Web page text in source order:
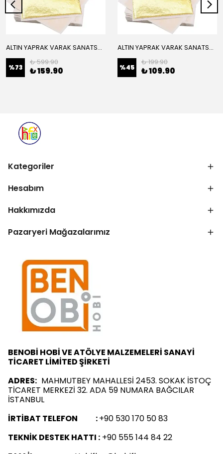
ALTIN YAPRAK VARAK SANATSAL BÜYÜK BOY FOLYO EPOKSİ REÇİNE NAİL ART 16 ADET 14X14 CM ALTIN RENK
%73
₺ 599.90
₺ 159.90
ALTIN YAPRAK VARAK SANATSAL BÜYÜK BOY FOLYO EPOKSİ REÇİNE NAİL ART 8 ADET ALTIN RENK 14X14 CM
%45
₺ 199.90
₺ 109.90
Kategoriler
Hesabım
Hakkımızda
Pazaryeri Mağazalarımız
BENOBİ HOBİ VE ATÖLYE MALZEMELERİ SANAYİ
TİCARET LİMİTED ŞİRKETİ
ADRES: MAHMUTBEY MAHALLESİ 2453. SOKAK İSTOÇ
TİCARET MERKEZİ 32. ADA 59 NUMARA BAĞCILAR
İSTANBUL
İRTİBAT TELEFON :+90 530 170 50 83
TEKNİK DESTEK HATTI : +90 555 144 84 22